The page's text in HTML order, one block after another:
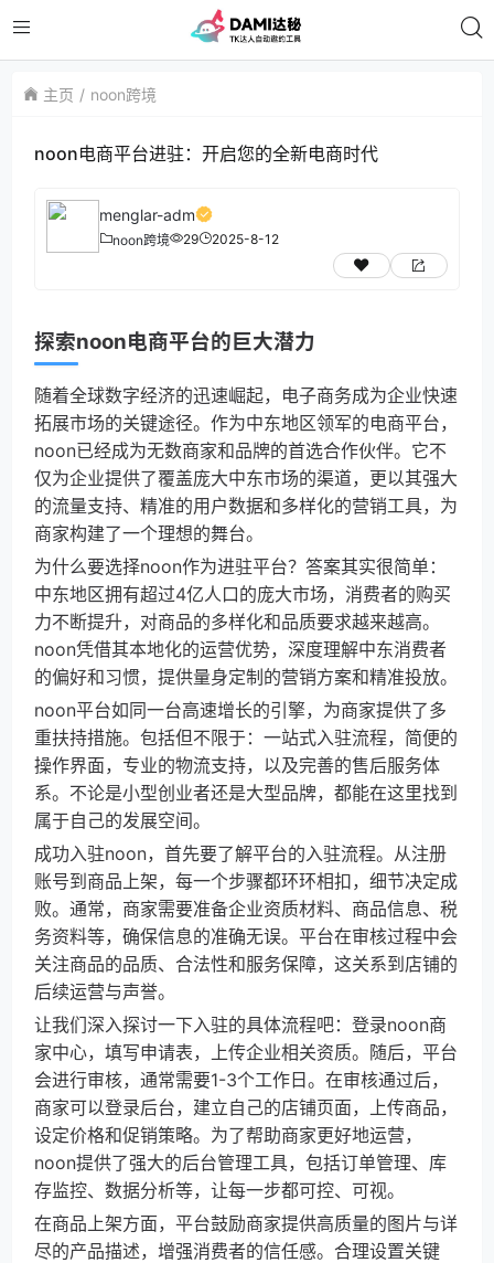
主页 noon跨境
noon电商平台进驻：开启您的全新电商时代
menglar-adm
noon跨境 29 2025-8-12
探索noon电商平台的巨大潜力
随着全球数字经济的迅速崛起，电子商务成为企业快速
拓展市场的关键途径。作为中东地区领军的电商平台，
noon已经成为无数商家和品牌的首选合作伙伴。它不
仅为企业提供了覆盖庞大中东市场的渠道，更以其强大
的流量支持、精准的用户数据和多样化的营销工具，为
商家构建了一个理想的舞台。
为什么要选择noon作为进驻平台？答案其实很简单：
中东地区拥有超过4亿人口的庞大市场，消费者的购买
力不断提升，对商品的多样化和品质要求越来越高。
noon凭借其本地化的运营优势，深度理解中东消费者
的偏好和习惯，提供量身定制的营销方案和精准投放。
noon平台如同一台高速增长的引擎，为商家提供了多
重扶持措施。包括但不限于：一站式入驻流程，简便的
操作界面，专业的物流支持，以及完善的售后服务体
系。不论是小型创业者还是大型品牌，都能在这里找到
属于自己的发展空间。
成功入驻noon，首先要了解平台的入驻流程。从注册
账号到商品上架，每一个步骤都环环相扣，细节决定成
败。通常，商家需要准备企业资质材料、商品信息、税
务资料等，确保信息的准确无误。平台在审核过程中会
关注商品的品质、合法性和服务保障，这关系到店铺的
后续运营与声誉。
让我们深入探讨一下入驻的具体流程吧：登录noon商
家中心，填写申请表，上传企业相关资质。随后，平台
会进行审核，通常需要1-3个工作日。在审核通过后，
商家可以登录后台，建立自己的店铺页面，上传商品，
设定价格和促销策略。为了帮助商家更好地运营，
noon提供了强大的后台管理工具，包括订单管理、库
存监控、数据分析等，让每一步都可控、可视。
在商品上架方面，平台鼓励商家提供高质量的图片与详
尽的产品描述，增强消费者的信任感。合理设置关键